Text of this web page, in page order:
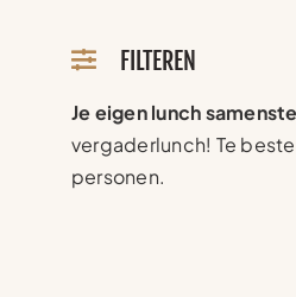
FILTEREN
Je eigen lunch
vergaderlunch! Te
personen.